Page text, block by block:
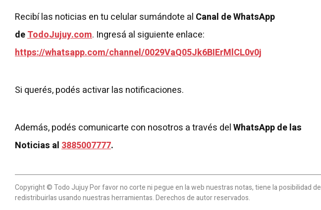
Recibí las noticias en tu celular sumándote al Canal de WhatsApp
deTodoJujuy.com. Ingresá al siguiente enlace:
https://whatsapp.com/channel/0029VaQ05Jk6BIErMlCL0v0j
Si querés, podés activar las notificaciones.
Además, podés comunicarte con nosotros a través delWhatsApp de las
Noticias al3885007777.
Copyright © Todo Jujuy Por favor no corte ni pegue en la web nuestras notas, tiene la posibilidad de
redistribuirlas usando nuestras herramientas. Derechos de autor reservados.